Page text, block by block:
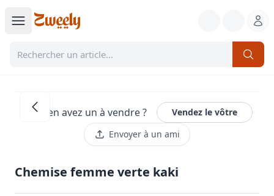
Vous en avez un à vendre ?
Vendez le vôtre
Envoyer à un ami
Chemise femme verte kaki